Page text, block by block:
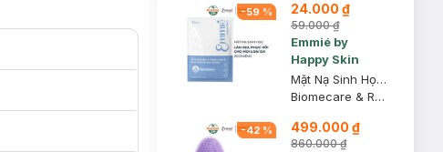
-59 % 24.000 ₫
59.000 ₫
Emmié by
Happy Skin
Mặt Nạ Sinh Học Emmié Phục Hồi, Dịu Da 25g
Biomecare & Rebalance Bio-Cellulose Mask - B5 + Peptides
-42 % 499.000 ₫
860.000 ₫